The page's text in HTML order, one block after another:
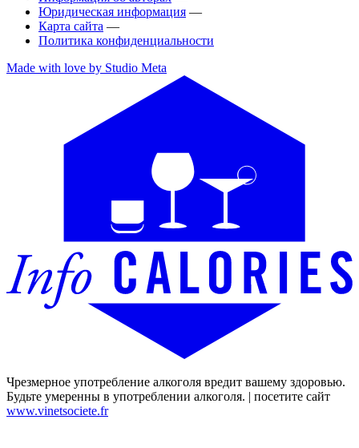
Юридическая информация —
Карта сайта —
Политика конфиденциальности
Made with love by Studio Meta
Чрезмерное употребление алкоголя вредит вашему здоровью.
Будьте умеренны в употреблении алкоголя. | посетите сайт
www.vinetsociete.fr